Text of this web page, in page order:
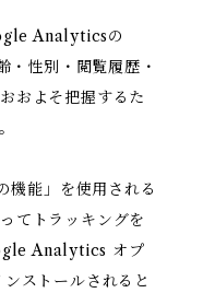
Analyticsの
性別・閲覧履歴・
およそ把握するた
能」を使用される
てトラッキングを
Analytics オプ
ストールされると